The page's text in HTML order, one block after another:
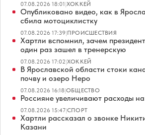
07.08.2026 18:01|ХОККЕЙ
Опубликовано видео, как в
сбила мотоциклистку
07.08.2026 17:39|ПРОИСШЕСТВИЯ
Хартли вспомнил, зачем
один раз зашел в тренерскую
07.08.2026 17:02|ХОККЕЙ
В Ярославской области стоки
почву и озеро Неро
07.08.2026 16:18|ОБЩЕСТВО
Россияне увеличивают расходы
07.08.2026 15:47|СПОРТ
Хартли рассказал о звонке
Казани